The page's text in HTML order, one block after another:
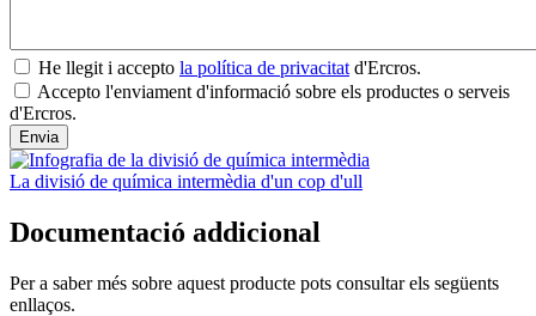
He llegit i accepto la política de privacitat d'Ercros.
Accepto l'enviament d'informació sobre els productes o serveis
d'Ercros.
La divisió de química intermèdia d'un cop d'ull
Documentació addicional
Per a saber més sobre aquest producte pots consultar els següents
enllaços.